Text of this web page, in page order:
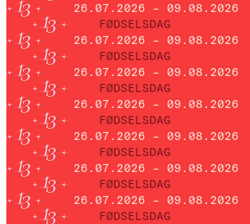
26.07.2026 – 09.08.2026
FØDSELSDAG
26.07.2026 – 09.08.2026
FØDSELSDAG
26.07.2026 – 09.08.2026
FØDSELSDAG
26.07.2026 – 09.08.2026
FØDSELSDAG
26.07.2026 – 09.08.2026
FØDSELSDAG
26.07.2026 – 09.08.2026
FØDSELSDAG
26.07.2026 – 09.08.2026
FØDSELSDAG